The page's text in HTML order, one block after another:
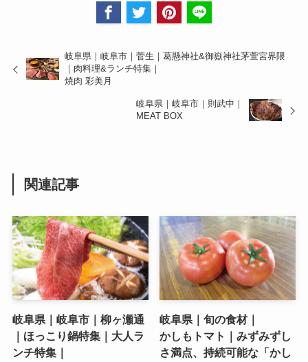
岐阜県｜岐阜市｜菅生｜葛懸神社&御嶽神社茅萱宮界隈
｜肉料理&ランチ特集｜
焼肉 彩美月
岐阜県｜岐阜市｜則武中｜
MEAT BOX
関連記事
岐阜県｜岐阜市｜柳ヶ瀬通
｜ほっこり鍋特集｜大人ラ
ンチ特集｜
岐阜県｜旬の食材｜
かしもトマト｜みずみずし
さ満点、持続可能な「かし